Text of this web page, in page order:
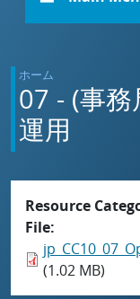
ホーム
07 - (事務
運用
Resource
File
(1.02 MB)